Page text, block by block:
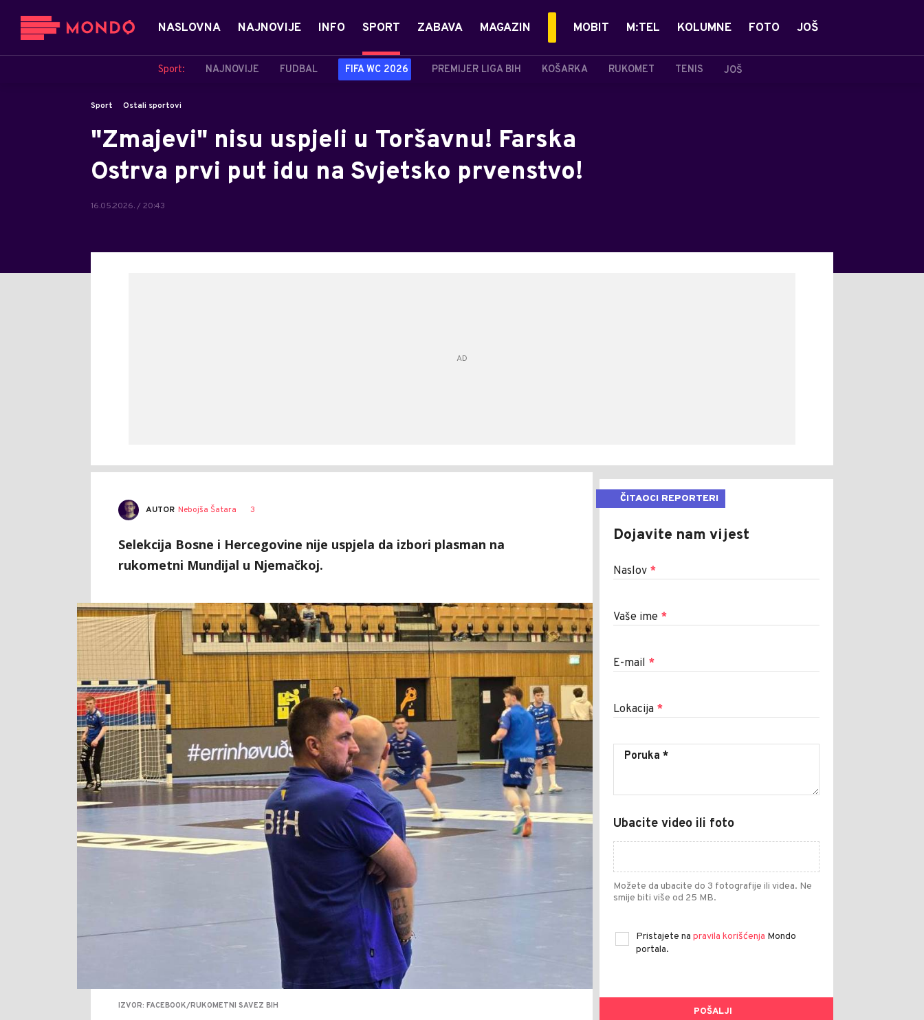
NASLOVNA NAJNOVIJE INFO SPORT
Sport: NAJNOVIJE FUDBAL FIFA WC 2026 PREMIJER LIGA BIH KOŠARKA RUKOMET TENIS JOŠ
ZABAVA MAGAZIN MOBIT M:TEL KOLUMNE FOTO JOŠ
Sport Ostali sportovi
"Zmajevi" nisu uspjeli u Toršavnu! Farska
Ostrva prvi put idu na Svjetsko prvenstvo!
16.05.2026. / 20:43
AUTOR Nebojša Šatara 3
Selekcija Bosne i Hercegovine nije uspjela da izbori plasman na
rukometni Mundijal u Njemačkoj.
IZVOR: FACEBOOK/RUKOMETNI SAVEZ BIH
ČITAOCI REPORTERI
Dojavite nam vijest
Naslov *
Vaše ime *
E-mail *
Lokacija *
Ubacite video ili foto
Možete da ubacite do 3 fotografije ili videa. Ne
smije biti više od 25 MB.
Pristajete na pravila korišćenja Mondo
portala.
POŠALJI